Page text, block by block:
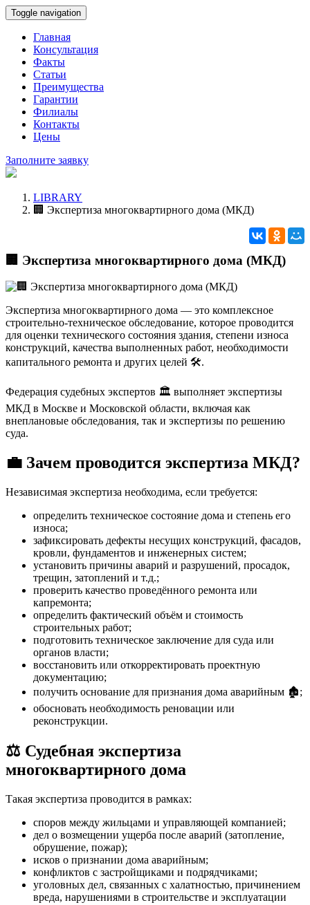
Toggle navigation
Главная
Консультация
Факты
Статьи
Преимущества
Гарантии
Филиалы
Контакты
Цены
Заполните заявку
LIBRARY
🏢 Экспертиза многоквартирного дома (МКД)
🏢 Экспертиза многоквартирного дома (МКД)
Экспертиза многоквартирного дома — это комплексное
строительно-техническое обследование, которое проводится
для оценки технического состояния здания, степени износа
конструкций, качества выполненных работ, необходимости
капитального ремонта и других целей 🛠️.
Федерация судебных экспертов 🏛️ выполняет экспертизы
МКД в Москве и Московской области, включая как
внеплановые обследования, так и экспертизы по решению
суда.
💼 Зачем проводится экспертиза МКД?
Независимая экспертиза необходима, если требуется:
определить техническое состояние дома и степень его
износа;
зафиксировать дефекты несущих конструкций, фасадов,
кровли, фундаментов и инженерных систем;
установить причины аварий и разрушений, просадок,
трещин, затоплений и т.д.;
проверить качество проведённого ремонта или
капремонта;
определить фактический объём и стоимость
строительных работ;
подготовить техническое заключение для суда или
органов власти;
восстановить или откорректировать проектную
документацию;
получить основание для признания дома аварийным 🏚️;
обосновать необходимость реновации или
реконструкции.
⚖️ Судебная экспертиза
многоквартирного дома
Такая экспертиза проводится в рамках:
споров между жильцами и управляющей компанией;
дел о возмещении ущерба после аварий (затопление,
обрушение, пожар);
исков о признании дома аварийным;
конфликтов с застройщиками и подрядчиками;
уголовных дел, связанных с халатностью, причинением
вреда, нарушениями в строительстве и эксплуатации